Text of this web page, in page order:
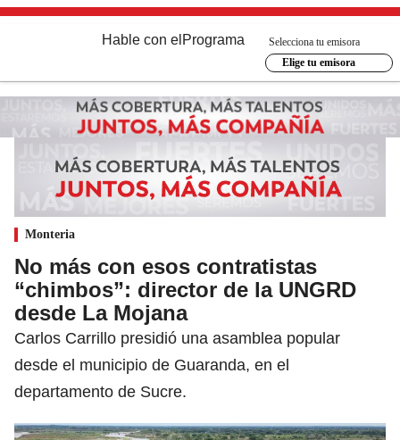
Hable con el Programa
Selecciona tu emisora
Elige tu emisora
Monteria
No más con esos contratistas
“chimbos”: director de la UNGRD
desde La Mojana
Carlos Carrillo presidió una asamblea popular
desde el municipio de Guaranda, en el
departamento de Sucre.